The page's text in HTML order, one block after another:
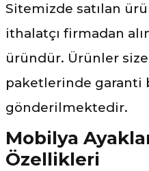
Sitemizde satılan
ithalatçı firmadan
üründür. Ürünler size
paketlerinde garanti
gönderilmektedir.
Mobilya
Özellikleri